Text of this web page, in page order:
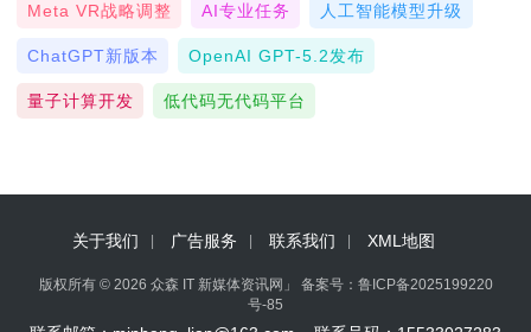
Meta VR战略调整 AI专业任务 人工智能模型升级
ChatGPT新版本 OpenAI GPT-5.2发布
量子计算开发 低代码无代码平台
关于我们 广告服务 联系我们 XML地图
版权所有 © 2026 众森 IT 新媒体资讯网」 备案号： 鲁ICP备2025199220
号-85